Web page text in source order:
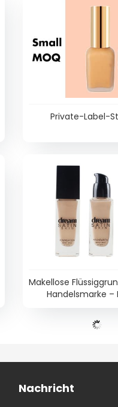
Private-Label-
Makellose
Handelsmarke –
Nachricht